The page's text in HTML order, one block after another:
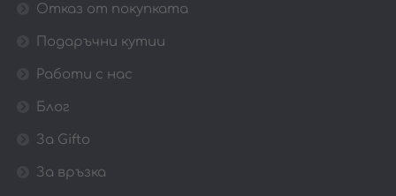
Отказ от покупката
Подаръчни кутии
Работи с нас
Блог
За Gifto
За връзка